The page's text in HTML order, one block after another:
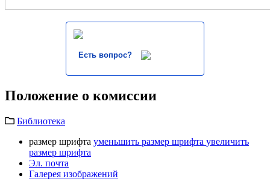
Есть вопрос?
Положение о комиссии
Библиотека
размер шрифта уменьшить размер шрифта увеличить
размер шрифта
Эл. почта
Галерея изображений